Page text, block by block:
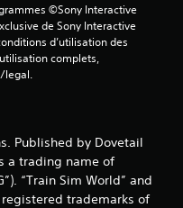
©Sony Interactive
de Sony Interactive
d’utilisation des
complets,
legal.
Published by Dovetail
a trading name of
“Train Sim World” and
registered trademarks of